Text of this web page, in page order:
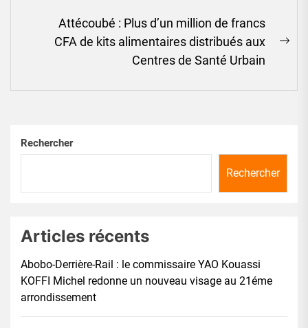
Attécoubé : Plus d’un million de francs
CFA de kits alimentaires distribués aux
Centres de Santé Urbain
Rechercher
Rechercher
Articles récents
Abobo-Derrière-Rail : le commissaire YAO Kouassi
KOFFI Michel redonne un nouveau visage au 21éme
arrondissement